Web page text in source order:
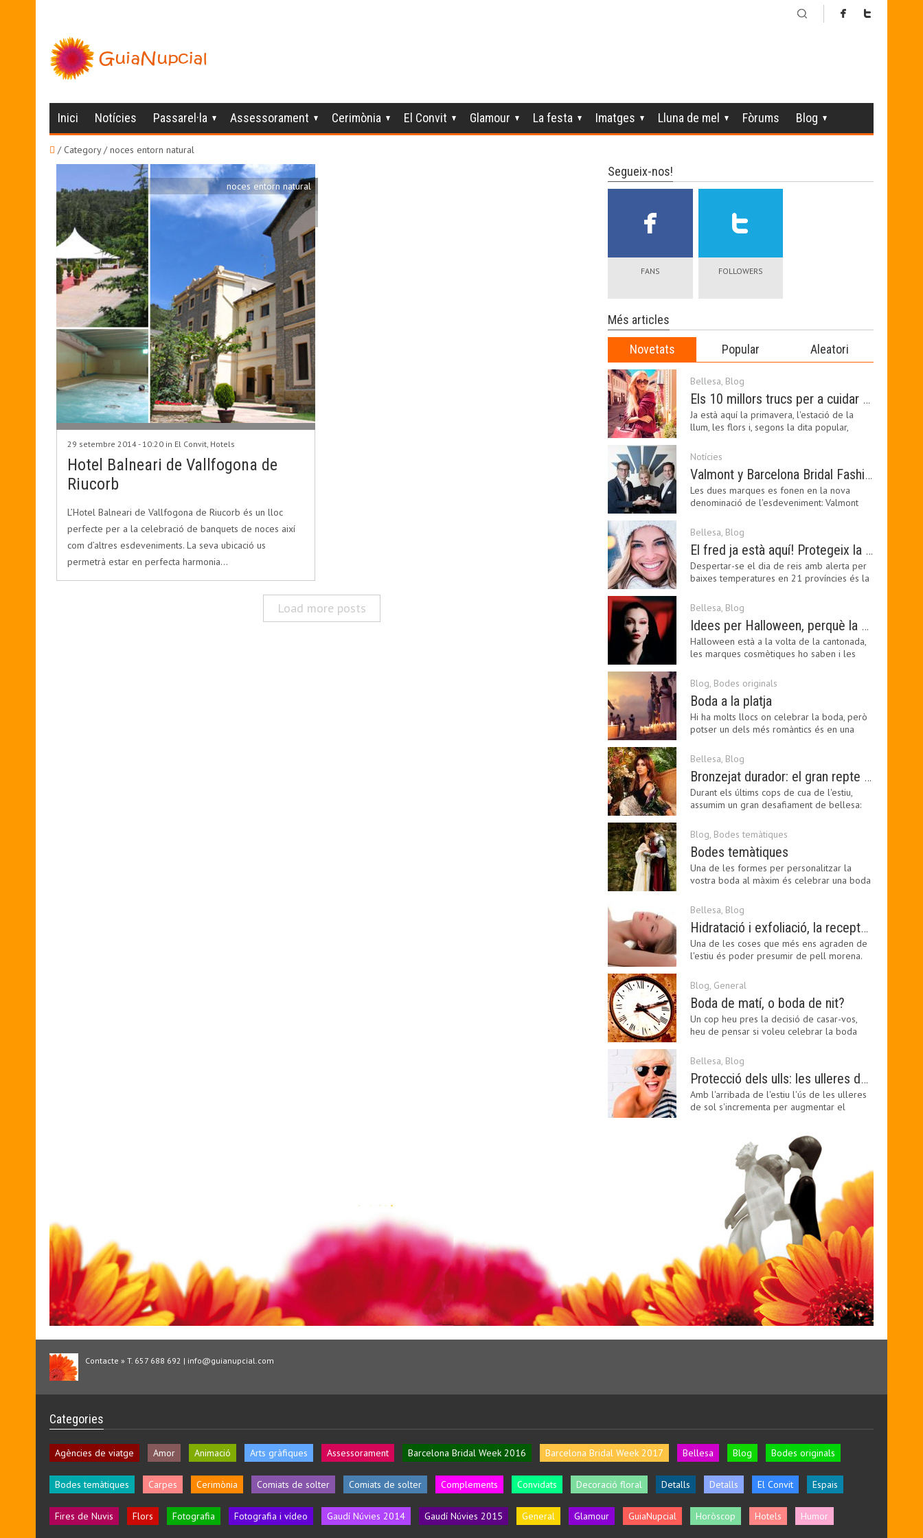
Inici Notícies Passarel·la Assessorament Cerimònia El Convit Glamour La festa Imatges Lluna de mel Fòrums Blog
/ Category / noces entorn natural
noces entorn natural
29 setembre 2014 - 10:20 in El Convit Hotels
Hotel Balneari de Vallfogona de
Riucorb
L’Hotel Balneari de Vallfogona de Riucorb és un lloc
perfecte per a la celebració de banquets de noces així
com d’altres esdeveniments. La seva ubicació us
permetrà estar en perfecta harmonia…
Load more posts
Segueix-nos!
FANS FOLLOWERS
Més articles
Novetats Popular Aleatori
Bellesa, Blog
Els 10 millors trucs per a cuidar de la pell a la primavera
Ja està aquí la primavera, l'estació de la
llum, les flors i, segons la dita popular,
Notícies
Valmont y Barcelona Bridal Fashion Week s’uneixen per donar impuls a la creativitat, la innovació i el disseny de la moda nupcial
Les dues marques es fonen en la nova
denominació de l'esdeveniment: Valmont
Bellesa, Blog
El fred ja està aquí! Protegeix la teva pell amb els nostres consells i propostes
Despertar-se el dia de reis amb alerta per
baixes temperatures en 21 províncies és la
Bellesa, Blog
Idees per Halloween, perquè la bellesa pot ser terrorífica
Halloween està a la volta de la cantonada,
les marques cosmètiques ho saben i les
Blog, Bodes originals
Boda a la platja
Hi ha molts llocs on celebrar la boda, però
potser un dels més romàntics és en una
Bellesa, Blog
Bronzejat durador: el gran repte beauty del final de l’estiu
Durant els últims cops de cua de l'estiu,
assumim un gran desafiament de bellesa:
Blog, Bodes temàtiques
Bodes temàtiques
Una de les formes per personalitzar la
vostra boda al màxim és celebrar una boda
Bellesa, Blog
Hidratació i exfoliació, la recepta per mantenir el bronzejat
Una de les coses que més ens agraden de
l'estiu és poder presumir de pell morena.
Blog, General
Boda de matí, o boda de nit?
Un cop heu pres la decisió de casar-vos,
heu de pensar si voleu celebrar la boda
Bellesa, Blog
Protecció dels ulls: les ulleres de sol, imprescindibles en una boda estiuenca
Amb l'arribada de l'estiu l'ús de les ulleres
de sol s'incrementa per augmentar el
Contacte » T. 657 688 692 | info@guianupcial.com
Categories
Agències de viatge Amor Animació Arts gràfiques Assessorament Barcelona Bridal Week 2016 Barcelona Bridal Week 2017 Bellesa Blog Bodes originals
Bodes temàtiques Carpes Cerimònia Comiats de solter Comiats de solter Complements Convidats Decoració floral Detalls Detalls El Convit Espais
Fires de Nuvis Flors Fotografia Fotografia i vídeo Gaudí Núvies 2014 Gaudí Núvies 2015 General Glamour GuiaNupcial Horòscop Hotels Humor